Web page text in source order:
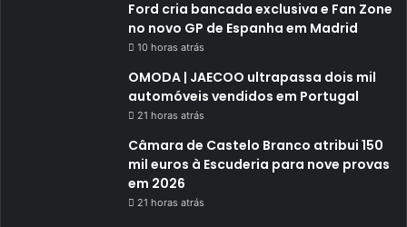
Ford cria bancada exclusiva e Fan Zone
no novo GP de Espanha em Madrid
10 horas atrás
OMODA | JAECOO ultrapassa dois mil
automóveis vendidos em Portugal
21 horas atrás
Câmara de Castelo Branco atribui 150
mil euros à Escuderia para nove provas
em 2026
21 horas atrás